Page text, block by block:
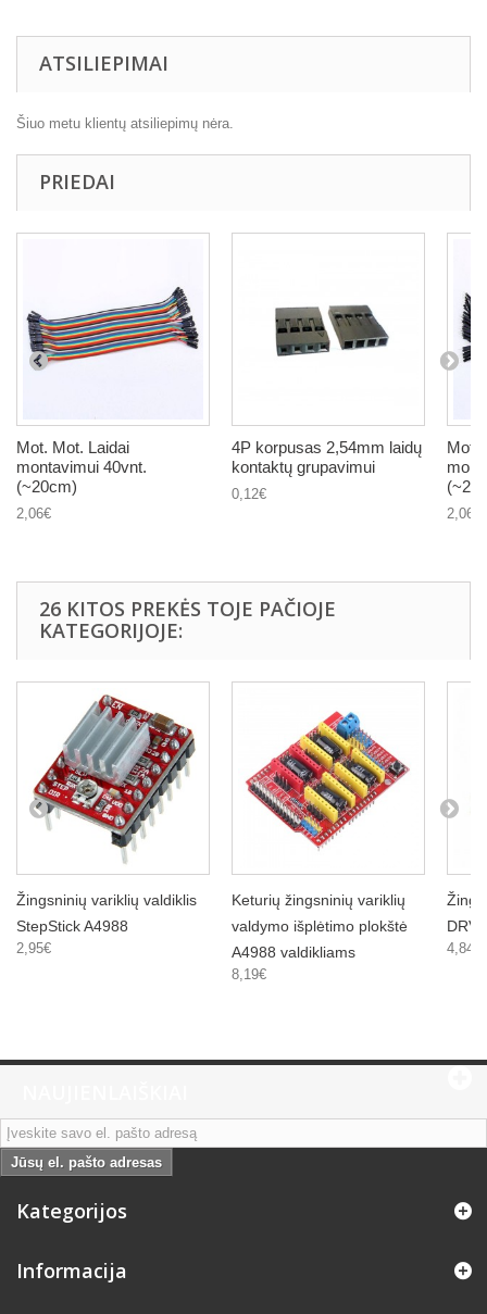
ATSILIEPIMAI
Šiuo metu klientų atsiliepimų nėra.
PRIEDAI
Mot. Mot. Laidai
montavimui 40vnt.
(~20cm)
2,06€
4P korpusas 2,54mm laidų
kontaktų grupavimui
0,12€
Mot.
2,06€
26 KITOS PREKĖS TOJE PAČIOJE
KATEGORIJOJE:
Žingsninių variklių valdiklis
StepStick A4988
2,95€
Keturių žingsninių variklių
valdymo išplėtimo plokštė
A4988 valdikliams
8,19€
4,84€
Jūsų el. pašto adresas
Kategorijos
Informacija